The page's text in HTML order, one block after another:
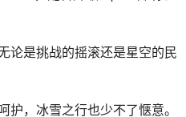
论是挑战的摇滚还是星空的民
护，冰雪之行也少不了惬意。